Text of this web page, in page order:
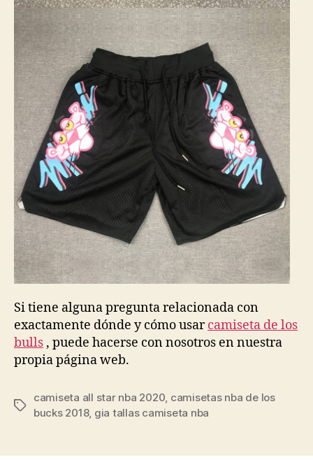
Si tiene alguna pregunta relacionada con
exactamente dónde y cómo usarcamiseta de los
bulls , puede hacerse con nosotros en nuestra
propia página web.
Etiquetas
camiseta all star nba 2020, camisetas nba de los
bucks 2018, gia tallas camiseta nba